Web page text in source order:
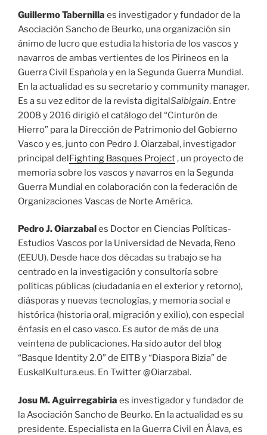
Guillermo Tabernilla es investigador y fundador de la
Asociación Sancho de Beurko, una organización sin
ánimo de lucro que estudia la historia de los vascos y
navarros de ambas vertientes de los Pirineos en la
Guerra Civil Española y en la Segunda Guerra Mundial.
En la actualidad es su secretario y community manager.
Es a su vez editor de la revista digitalSaibigain. Entre
2008 y 2016 dirigió el catálogo del “Cinturón de
Hierro” para la Dirección de Patrimonio del Gobierno
Vasco y es, junto con Pedro J. Oiarzabal, investigador
principal delFighting Basques Project, un proyecto de
memoria sobre los vascos y navarros en la Segunda
Guerra Mundial en colaboración con la federación de
Organizaciones Vascas de Norte América.
Pedro J. Oiarzabal es Doctor en Ciencias Políticas-
Estudios Vascos por la Universidad de Nevada, Reno
(EEUU). Desde hace dos décadas su trabajo se ha
centrado en la investigación y consultoría sobre
políticas públicas (ciudadanía en el exterior y retorno),
diásporas y nuevas tecnologías, y memoria social e
histórica (historia oral, migración y exilio), con especial
énfasis en el caso vasco. Es autor de más de una
veintena de publicaciones. Ha sido autor del blog
“Basque Identity 2.0” de EITB y “Diaspora Bizia” de
EuskalKultura.eus. En Twitter @Oiarzabal.
Josu M. Aguirregabiria es investigador y fundador de
la Asociación Sancho de Beurko. En la actualidad es su
presidente. Especialista en la Guerra Civil en Álava, es